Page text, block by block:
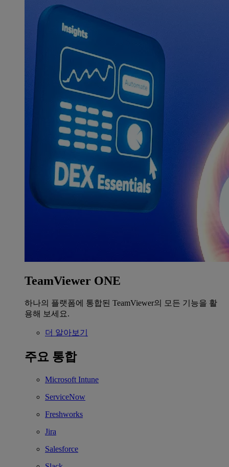
TeamViewer ONE
하나의 플랫폼에 통합된 TeamViewer의 모든 기능을 활
용해 보세요.
더 알아보기
주요 통합
Microsoft Intune
ServiceNow
Freshworks
Jira
Salesforce